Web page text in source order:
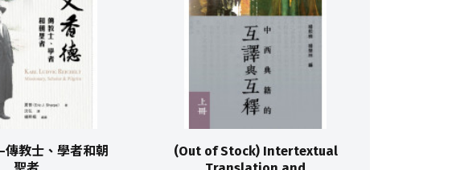
教士、學者和朝
(Out of Stock) Intertextual